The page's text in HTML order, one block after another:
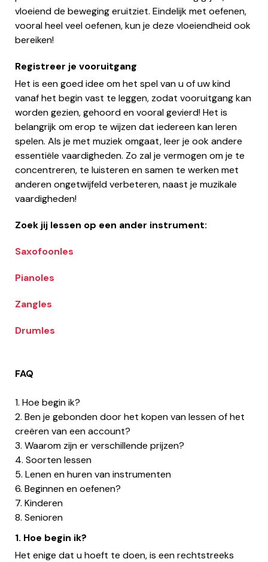
vloeiend de beweging eruitziet. Eindelijk met oefenen,
vooral heel veel oefenen, kun je deze vloeiendheid ook
bereiken!
Registreer je vooruitgang
Het is een goed idee om het spel van u of uw kind
vanaf het begin vast te leggen, zodat vooruitgang kan
worden gezien, gehoord en vooral gevierd! Het is
belangrijk om erop te wijzen dat iedereen kan leren
spelen. Als je met muziek omgaat, leer je ook andere
essentiële vaardigheden. Zo zal je vermogen om je te
concentreren, te luisteren en samen te werken met
anderen ongetwijfeld verbeteren, naast je muzikale
vaardigheden!
Zoek jij lessen op een ander instrument:
Saxofoonles
Pianoles
Zangles
Drumles
FAQ
1. Hoe begin ik?
2. Ben je gebonden door het kopen van lessen of het
creëren van een account?
3. Waarom zijn er verschillende prijzen?
4. Soorten lessen
5. Lenen en huren van instrumenten
6. Beginnen en oefenen?
7. Kinderen
8. Senioren
1. Hoe begin ik?
Het enige dat u hoeft te doen, is een rechtstreeks